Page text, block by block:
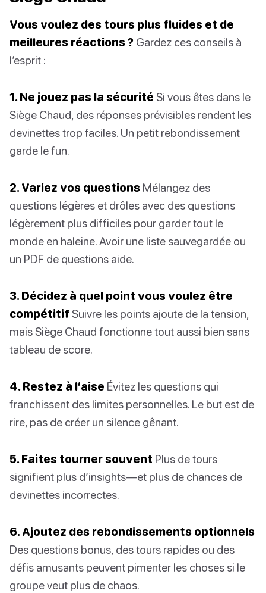
Vous voulez des tours plus fluides et de
meilleures réactions ? Gardez ces conseils à
l’esprit :
1. Ne jouez pas la sécurité Si vous êtes dans le
Siège Chaud, des réponses prévisibles rendent les
devinettes trop faciles. Un petit rebondissement
garde le fun.
2. Variez vos questions Mélangez des
questions légères et drôles avec des questions
légèrement plus difficiles pour garder tout le
monde en haleine. Avoir une liste sauvegardée ou
un PDF de questions aide.
3. Décidez à quel point vous voulez être
compétitif Suivre les points ajoute de la tension,
mais Siège Chaud fonctionne tout aussi bien sans
tableau de score.
4. Restez à l’aise Évitez les questions qui
franchissent des limites personnelles. Le but est de
rire, pas de créer un silence gênant.
5. Faites tourner souvent Plus de tours
signifient plus d’insights—et plus de chances de
devinettes incorrectes.
6. Ajoutez des rebondissements optionnels
Des questions bonus, des tours rapides ou des
défis amusants peuvent pimenter les choses si le
groupe veut plus de chaos.